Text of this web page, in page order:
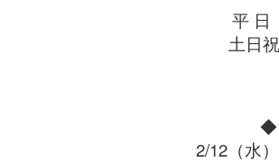
平
土日
◆
2/12（水